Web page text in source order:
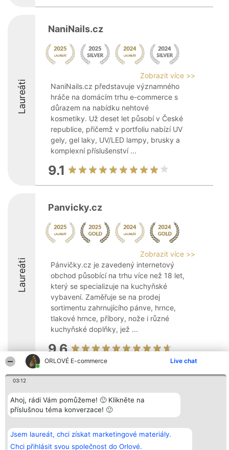
ORLOVÉ E-commerce Live chat
03:12
Ahoj, rádi Vám pomůžeme! 🙂 Klikněte na
příslušnou téma konverzace! 🙂
Jsem laureát, chci získat marketingové materiály.
Chci přihlásit svou společnost do Orlové.
Laureáti
NaniNails.cz
Zobrazit více >>
NaniNails.cz představuje významného
hráče na domácím trhu e-commerce s
důrazem na nabídku nehtové
kosmetiky. Už deset let působí v České
republice, přičemž v portfoliu nabízí UV
gely, gel laky, UV/LED lampy, brusky a
komplexní příslušenství ...
9.1
Laureáti
Panvicky.cz
Zobrazit více >>
Pánvičky.cz je zavedený internetový
obchod působící na trhu více než 18 let,
který se specializuje na kuchyňské
vybavení. Zaměřuje se na prodej
sortimentu zahrnujícího pánve, hrnce,
tlakové hrnce, příbory, nože i různé
kuchyňské doplňky, jež ...
9.6
Organizátor hlasování
Bright Side Solutions sp. z o.
o. sp. k.
ul. Ruska 22
Wrocław 50-079
381313360 | NIP 8943132676
Vítězové
Seznam všech
laureátů
Zásady
Zásady
ochrany
osobních údajů
Kontakt